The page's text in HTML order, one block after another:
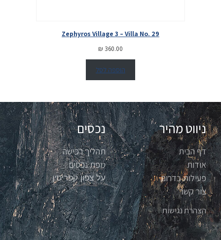
Zephyros Village 3 – Villa No. 29
360.00
₪
הוספה לסל
ניווט מהיר
דף הבית
אודות
פעילות בדרום
צור קשר
הצהרת נגישות
נכסים
תהליך רכישה
מפת נכסים
על צפון קפריסין